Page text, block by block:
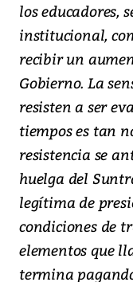
los educadores,
institucional,
recibir un
Gobierno. La
resisten a ser
tiempos es tan
resistencia se
huelga del
legítima de
condiciones de
elementos que
termina